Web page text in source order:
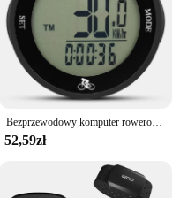
Bezprzewodowy komputer rowerowy wodoodporny licznik kilometrów rowerowy wielofunkcyjna ekran LCD prędkościomierz jazdy na rowerze miernik Speedo roweru górskiego
52,59zł